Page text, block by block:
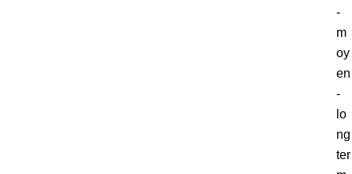
-
m
oy
en
-
lo
ng
ter